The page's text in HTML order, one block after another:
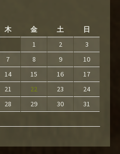
木 金 土 日
1 2
3
7 8 9
10
14 15 16
17
21 22 23
24
28 29 30 31